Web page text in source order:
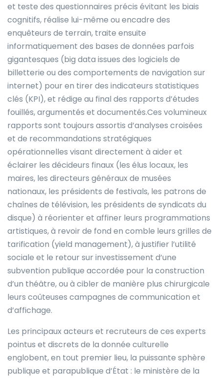
et teste des questionnaires précis évitant les biais
cognitifs, réalise lui-même ou encadre des
enquêteurs de terrain, traite ensuite
informatiquement des bases de données parfois
gigantesques (big data issues des logiciels de
billetterie ou des comportements de navigation sur
internet) pour en tirer des indicateurs statistiques
clés (KPI), et rédige au final des rapports d’études
fouillés, argumentés et documentés.Ces volumineux
rapports sont toujours assortis d’analyses croisées
et de recommandations stratégiques
opérationnelles visant directement à aider et
éclairer les décideurs finaux (les élus locaux, les
maires, les directeurs généraux de musées
nationaux, les présidents de festivals, les patrons de
chaînes de télévision, les présidents de syndicats du
disque) à réorienter et affiner leurs programmations
artistiques, à revoir de fond en comble leurs grilles de
tarification (yield management), à justifier l’utilité
sociale et le retour sur investissement d’une
subvention publique accordée pour la construction
d’un théâtre, ou à cibler de manière plus chirurgicale
leurs coûteuses campagnes de communication et
d’affichage.
Les principaux acteurs et recruteurs de ces experts
pointus et discrets de la donnée culturelle
englobent, en tout premier lieu, la puissante sphère
publique et parapublique d’État : le ministère de la